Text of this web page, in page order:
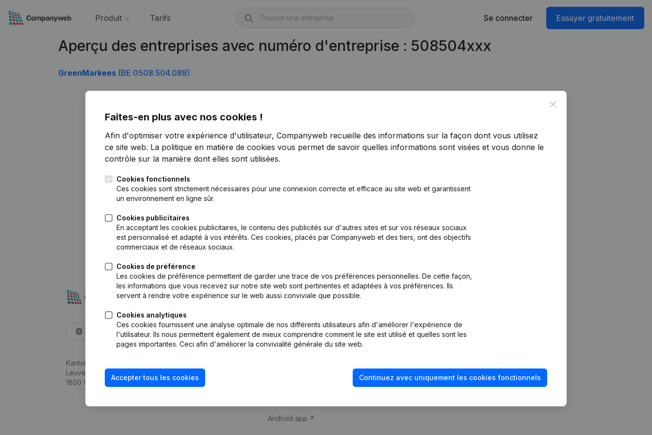
Produit Tarifs Se connecter Essayer gratuitement
Aperçu des entreprises avec numéro d'entreprise : 508504xxx
GreenMarkees (BE 0508.504.088)
Close
Faites-en plus avec nos cookies !
Afin d'optimiser votre expérience d'utilisateur, Companyweb recueille des informations sur la façon dont vous utilisez
ce site web. La politique en matière de cookies vous permet de savoir quelles informations sont visées et vous donne le
contrôle sur la manière dont elles sont utilisées.
Cookies fonctionnels
Ces cookies sont strictement nécessaires pour une connexion correcte et efficace au site web et garantissent
un environnement en ligne sûr.
Cookies publicitaires
En acceptant les cookies publicitaires, le contenu des publicités sur d'autres sites et sur vos réseaux sociaux
est personnalisé et adapté à vos intérêts. Ces cookies, placés par Companyweb et des tiers, ont des objectifs
commerciaux et de réseaux sociaux.
Cookies de préférence
Les cookies de préférence permettent de garder une trace de vos préférences personnelles. De cette façon,
les informations que vous recevez sur notre site web sont pertinentes et adaptées à vos préférences. Ils
servent à rendre votre expérience sur le web aussi conviviale que possible.
Cookies analytiques
Ces cookies fournissent une analyse optimale de nos différents utilisateurs afin d'améliorer l'expérience de
l'utilisateur. Ils nous permettent également de mieux comprendre comment le site est utilisé et quelles sont les
pages importantes. Ceci afin d'améliorer la convivialité générale du site web.
Accepter tous les cookies Continuez avec uniquement les cookies fonctionnels
Français
Kantorenpark Everest
Leuvensesteenweg 248D,
1800 Vilvoorde
Produit
d’entreprise
Monitoring
Android app
fraude
Consulter des comptes annuels
Vérification de la solvabilité